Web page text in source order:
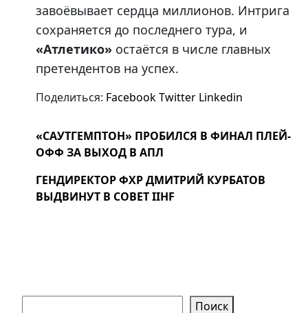
завоёвывает сердца миллионов. Интрига
сохраняется до последнего тура, и
«Атлетико» остаётся в числе главных
претендентов на успех.
Поделиться: FacebookTwitter Linkedin
«САУТГЕМПТОН» ПРОБИЛСЯ В ФИНАЛ ПЛЕЙ-
ОФФ ЗА ВЫХОД В АПЛ
ГЕНДИРЕКТОР ФХР ДМИТРИЙ КУРБАТОВ
ВЫДВИНУТ В СОВЕТ IIHF
Поиск